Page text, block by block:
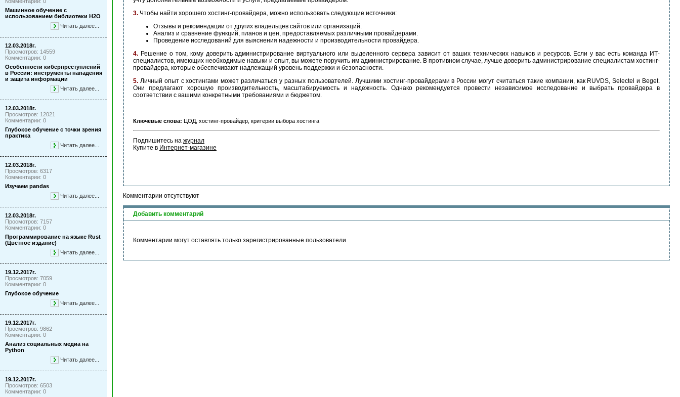
Машинное обучение с
использованием библиотеки Н2О
Читать далее...
12.03.2018г.
Просмотров: 14559
Комментарии: 0
Особенности киберпреступлений
в России: инструменты нападения
и защита информации
Читать далее...
12.03.2018г.
Просмотров: 12021
Комментарии: 0
Глубокое обучение с точки зрения
практика
Читать далее...
12.03.2018г.
Просмотров: 6317
Комментарии: 0
Изучаем pandas
Читать далее...
12.03.2018г.
Просмотров: 7157
Комментарии: 0
Программирование на языке Rust
(Цветное издание)
Читать далее...
19.12.2017г.
Просмотров: 7059
Комментарии: 0
Глубокое обучение
Читать далее...
19.12.2017г.
Просмотров: 9862
Комментарии: 0
Анализ социальных медиа на
Python
Читать далее...
19.12.2017г.
Просмотров: 6503
Комментарии: 0
3. Чтобы найти хорошего хостинг-провайдера, можно использовать следующие источники:
Отзывы и рекомендации от других владельцев сайтов или организаций.
Анализ и сравнение функций, планов и цен, предоставляемых различными провайдерами.
Проведение исследований для выяснения надежности и производительности провайдера.
4. Решение о том, кому доверить администрирование виртуального или выделенного сервера зависит от ваших технических навыков и ресурсов. Если у вас есть команда ИТ-
специалистов, имеющих необходимые навыки и опыт, вы можете поручить им администрирование. В противном случае, лучше доверить администрирование специалистам хостинг-
провайдера, которые обеспечивают надлежащий уровень поддержки и безопасности.
5. Личный опыт с хостингами может различаться у разных пользователей. Лучшими хостинг-провайдерами в России могут считаться такие компании, как RUVDS, Selectel и Beget.
Они предлагают хорошую производительность, масштабируемость и надежность. Однако рекомендуется провести независимое исследование и выбрать провайдера в
соответствии с вашими конкретными требованиями и бюджетом.
Ключевые слова: ЦОД, хостинг-провайдер, критерии выбора хостинга
Подпишитесь на журнал
Купите в Интернет-магазине
Комментарии отсутствуют
Добавить комментарий
Комментарии могут оставлять только зарегистрированные пользователи